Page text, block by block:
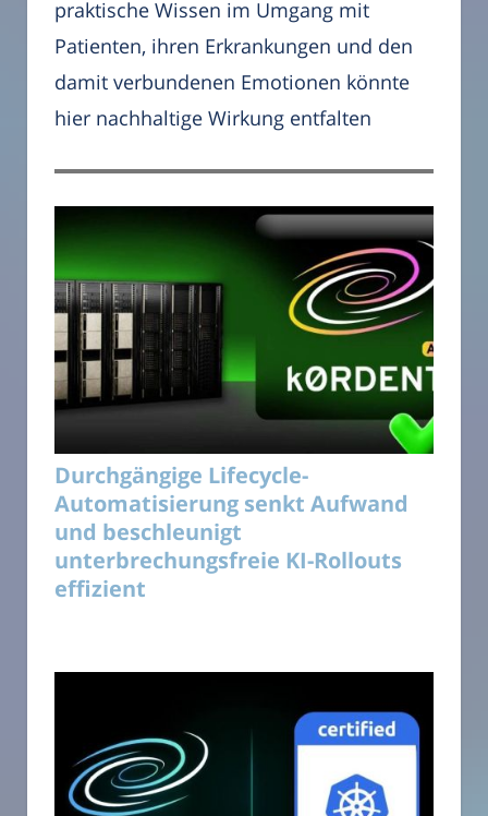
praktische Wissen im Umgang mit
Patienten, ihren Erkrankungen und den
damit verbundenen Emotionen könnte
hier nachhaltige Wirkung entfalten
Durchgängige Lifecycle-
Automatisierung senkt Aufwand
und beschleunigt
unterbrechungsfreie KI-Rollouts
effizient